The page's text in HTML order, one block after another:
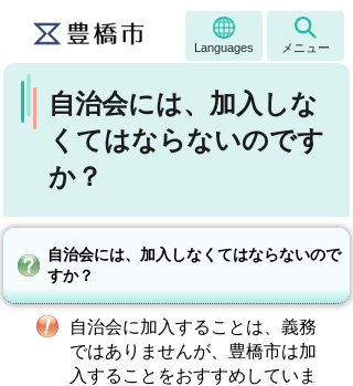
Languages メニュー
自治会には、加入しな
くてはならないのです
か？
自治会には、加入しなくてはならないので
すか？
自治会に加入することは、義務
ではありませんが、豊橋市は加
入することをおすすめしていま